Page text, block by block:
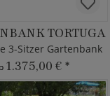
TORTUGA
3-Sitzer Gartenbank
1.375,00 € *